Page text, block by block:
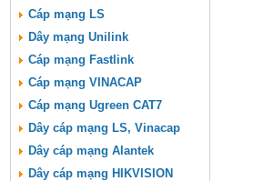
Cáp mạng LS
Dây mạng Unilink
Cáp mạng Fastlink
Cáp mạng VINACAP
Cáp mạng Ugreen CAT7
Dây cáp mạng LS, Vinacap
Dây cáp mạng Alantek
Dây cáp mạng HIKVISION